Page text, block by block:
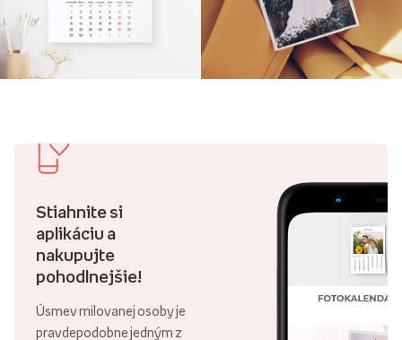
Stiahnite si
aplikáciu a
nakupujte
pohodlnejšie!
Úsmev milovanej osoby je
pravdepodobne jedným z